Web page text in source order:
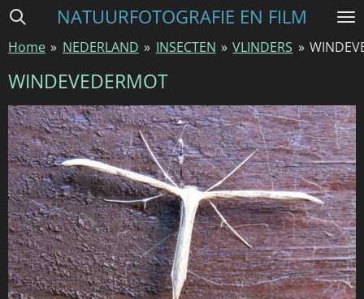
Ga
naar
de
NATUURFOTOGRAFIE EN FILM
Home » NEDERLAND » INSECTEN » VLINDERS »
WINDEVEDERMOT